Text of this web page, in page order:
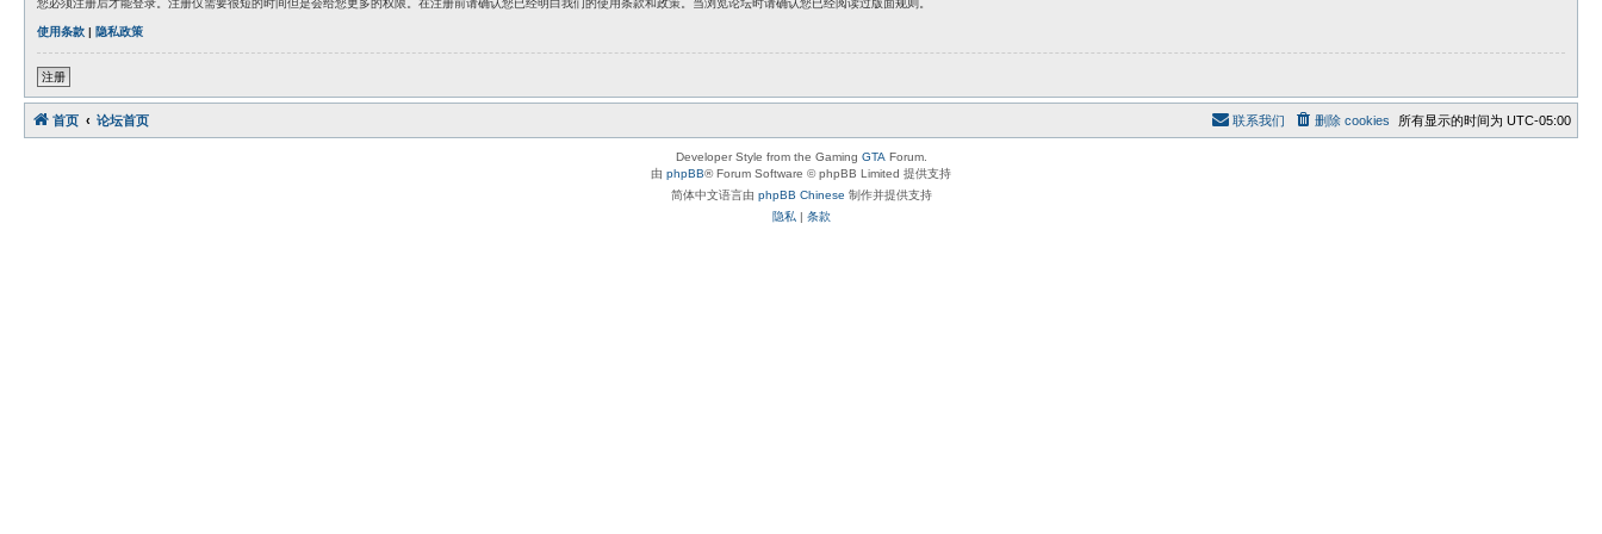
您必须注册后才能登录。注册仅需要很短的时间但是会给您更多的权限。在注册前请确认您已经明白我们的使用条款和政策。当浏览论坛时请确认您已经阅读过版面规则。
使用条款 | 隐私政策
注册
首页 论坛首页 所有显示的时间为 UTC-05:00
删除 cookies
联系我们
Developer Style from the Gaming GTA Forum.
由 phpBB® Forum Software © phpBB Limited 提供支持
简体中文语言由 phpBB Chinese 制作并提供支持
隐私 | 条款